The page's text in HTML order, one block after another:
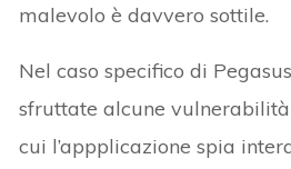
malevolo è davvero sottile.
Nel caso specifico di
sfruttate alcune
cui l’appplicazione spia